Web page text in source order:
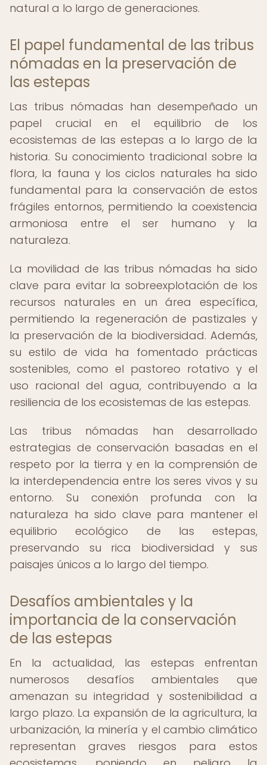
natural a lo largo de generaciones.
El papel fundamental de las tribus
nómadas en la preservación de
las estepas
Las tribus nómadas han desempeñado un
papel crucial en el equilibrio de los
ecosistemas de las estepas a lo largo de la
historia. Su conocimiento tradicional sobre la
flora, la fauna y los ciclos naturales ha sido
fundamental para la conservación de estos
frágiles entornos, permitiendo la coexistencia
armoniosa entre el ser humano y la
naturaleza.
La movilidad de las tribus nómadas ha sido
clave para evitar la sobreexplotación de los
recursos naturales en un área específica,
permitiendo la regeneración de pastizales y
la preservación de la biodiversidad. Además,
su estilo de vida ha fomentado prácticas
sostenibles, como el pastoreo rotativo y el
uso racional del agua, contribuyendo a la
resiliencia de los ecosistemas de las estepas.
Las tribus nómadas han desarrollado
estrategias de conservación basadas en el
respeto por la tierra y en la comprensión de
la interdependencia entre los seres vivos y su
entorno. Su conexión profunda con la
naturaleza ha sido clave para mantener el
equilibrio ecológico de las estepas,
preservando su rica biodiversidad y sus
paisajes únicos a lo largo del tiempo.
Desafíos ambientales y la
importancia de la conservación
de las estepas
En la actualidad, las estepas enfrentan
numerosos desafíos ambientales que
amenazan su integridad y sostenibilidad a
largo plazo. La expansión de la agricultura, la
urbanización, la minería y el cambio climático
representan graves riesgos para estos